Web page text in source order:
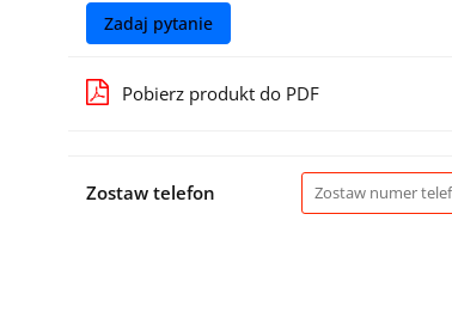
Zadaj pytanie
Pobierz produkt do PDF
Zostaw telefon